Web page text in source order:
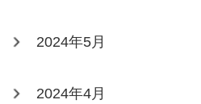
2024年5月
2024年4月